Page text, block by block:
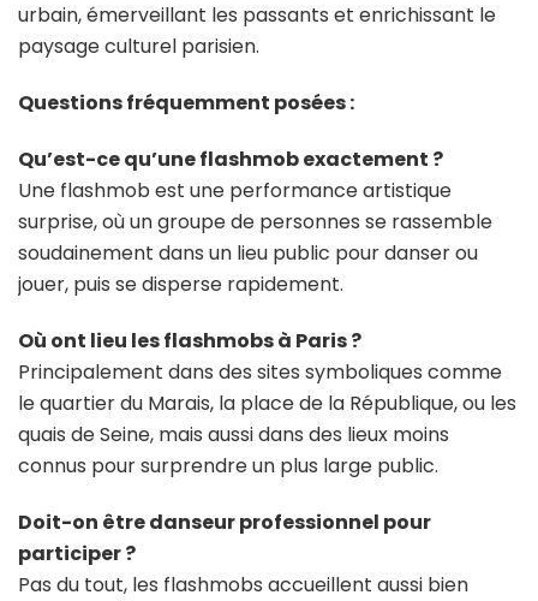
urbain, émerveillant les passants et enrichissant le
paysage culturel parisien.
Questions fréquemment posées :
Qu’est-ce qu’une flashmob exactement ?
Une flashmob est une performance artistique
surprise, où un groupe de personnes se rassemble
soudainement dans un lieu public pour danser ou
jouer, puis se disperse rapidement.
Où ont lieu les flashmobs à Paris ?
Principalement dans des sites symboliques comme
le quartier du Marais, la place de la République, ou les
quais de Seine, mais aussi dans des lieux moins
connus pour surprendre un plus large public.
Doit-on être danseur professionnel pour
participer ?
Pas du tout, les flashmobs accueillent aussi bien